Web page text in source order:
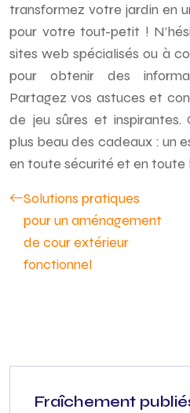
transformez votre jardin en
pour votre tout-petit !
sites web spécialisés ou à
pour obtenir des
Partagez vos astuces et
de jeu sûres et
plus beau des cadeaux : un
en toute sécurité et en toute
Solutions pratiques
pour un aménagement
de cour extérieur
fonctionnel
Fraîchement